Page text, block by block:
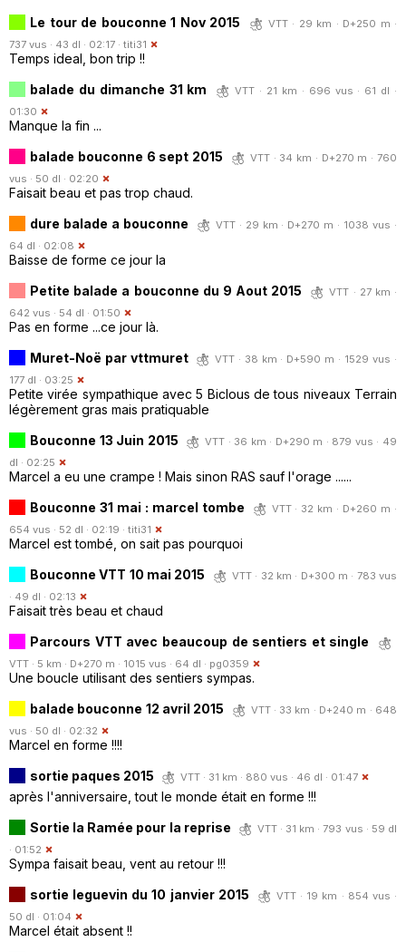
Le tour de bouconne 1 Nov 2015
VTT · 29 km · D+250 m ·
737 vus · 43 dl · 02:17 · titi31
Temps ideal, bon trip !!
balade du dimanche 31 km
VTT · 21 km · 696 vus · 61 dl ·
01:30
Manque la fin ...
balade bouconne 6 sept 2015
VTT · 34 km · D+270 m · 760
vus · 50 dl · 02:20
Faisait beau et pas trop chaud.
dure balade a bouconne
VTT · 29 km · D+270 m · 1038 vus ·
64 dl · 02:08
Baisse de forme ce jour la
Petite balade a bouconne du 9 Aout 2015
VTT · 27 km ·
642 vus · 54 dl · 01:50
Pas en forme ...ce jour là.
Muret-Noë par vttmuret
VTT · 38 km · D+590 m · 1529 vus ·
177 dl · 03:25
Petite virée sympathique avec 5 Biclous de tous niveaux Terrain
légèrement gras mais pratiquable
Bouconne 13 Juin 2015
VTT · 36 km · D+290 m · 879 vus · 49
dl · 02:25
Marcel a eu une crampe ! Mais sinon RAS sauf l'orage ......
Bouconne 31 mai : marcel tombe
VTT · 32 km · D+260 m ·
654 vus · 52 dl · 02:19 · titi31
Marcel est tombé, on sait pas pourquoi
Bouconne VTT 10 mai 2015
VTT · 32 km · D+300 m · 783 vus
· 49 dl · 02:13
Faisait très beau et chaud
Parcours VTT avec beaucoup de sentiers et single
VTT · 5 km · D+270 m · 1015 vus · 64 dl · pg0359
Une boucle utilisant des sentiers sympas.
balade bouconne 12 avril 2015
VTT · 33 km · D+240 m · 648
vus · 50 dl · 02:32
Marcel en forme !!!!
sortie paques 2015
VTT · 31 km · 880 vus · 46 dl · 01:47
après l'anniversaire, tout le monde était en forme !!!
Sortie la Ramée pour la reprise
VTT · 31 km · 793 vus · 59 dl
· 01:52
Sympa faisait beau, vent au retour !!!
sortie leguevin du 10 janvier 2015
VTT · 19 km · 854 vus ·
50 dl · 01:04
Marcel était absent !!